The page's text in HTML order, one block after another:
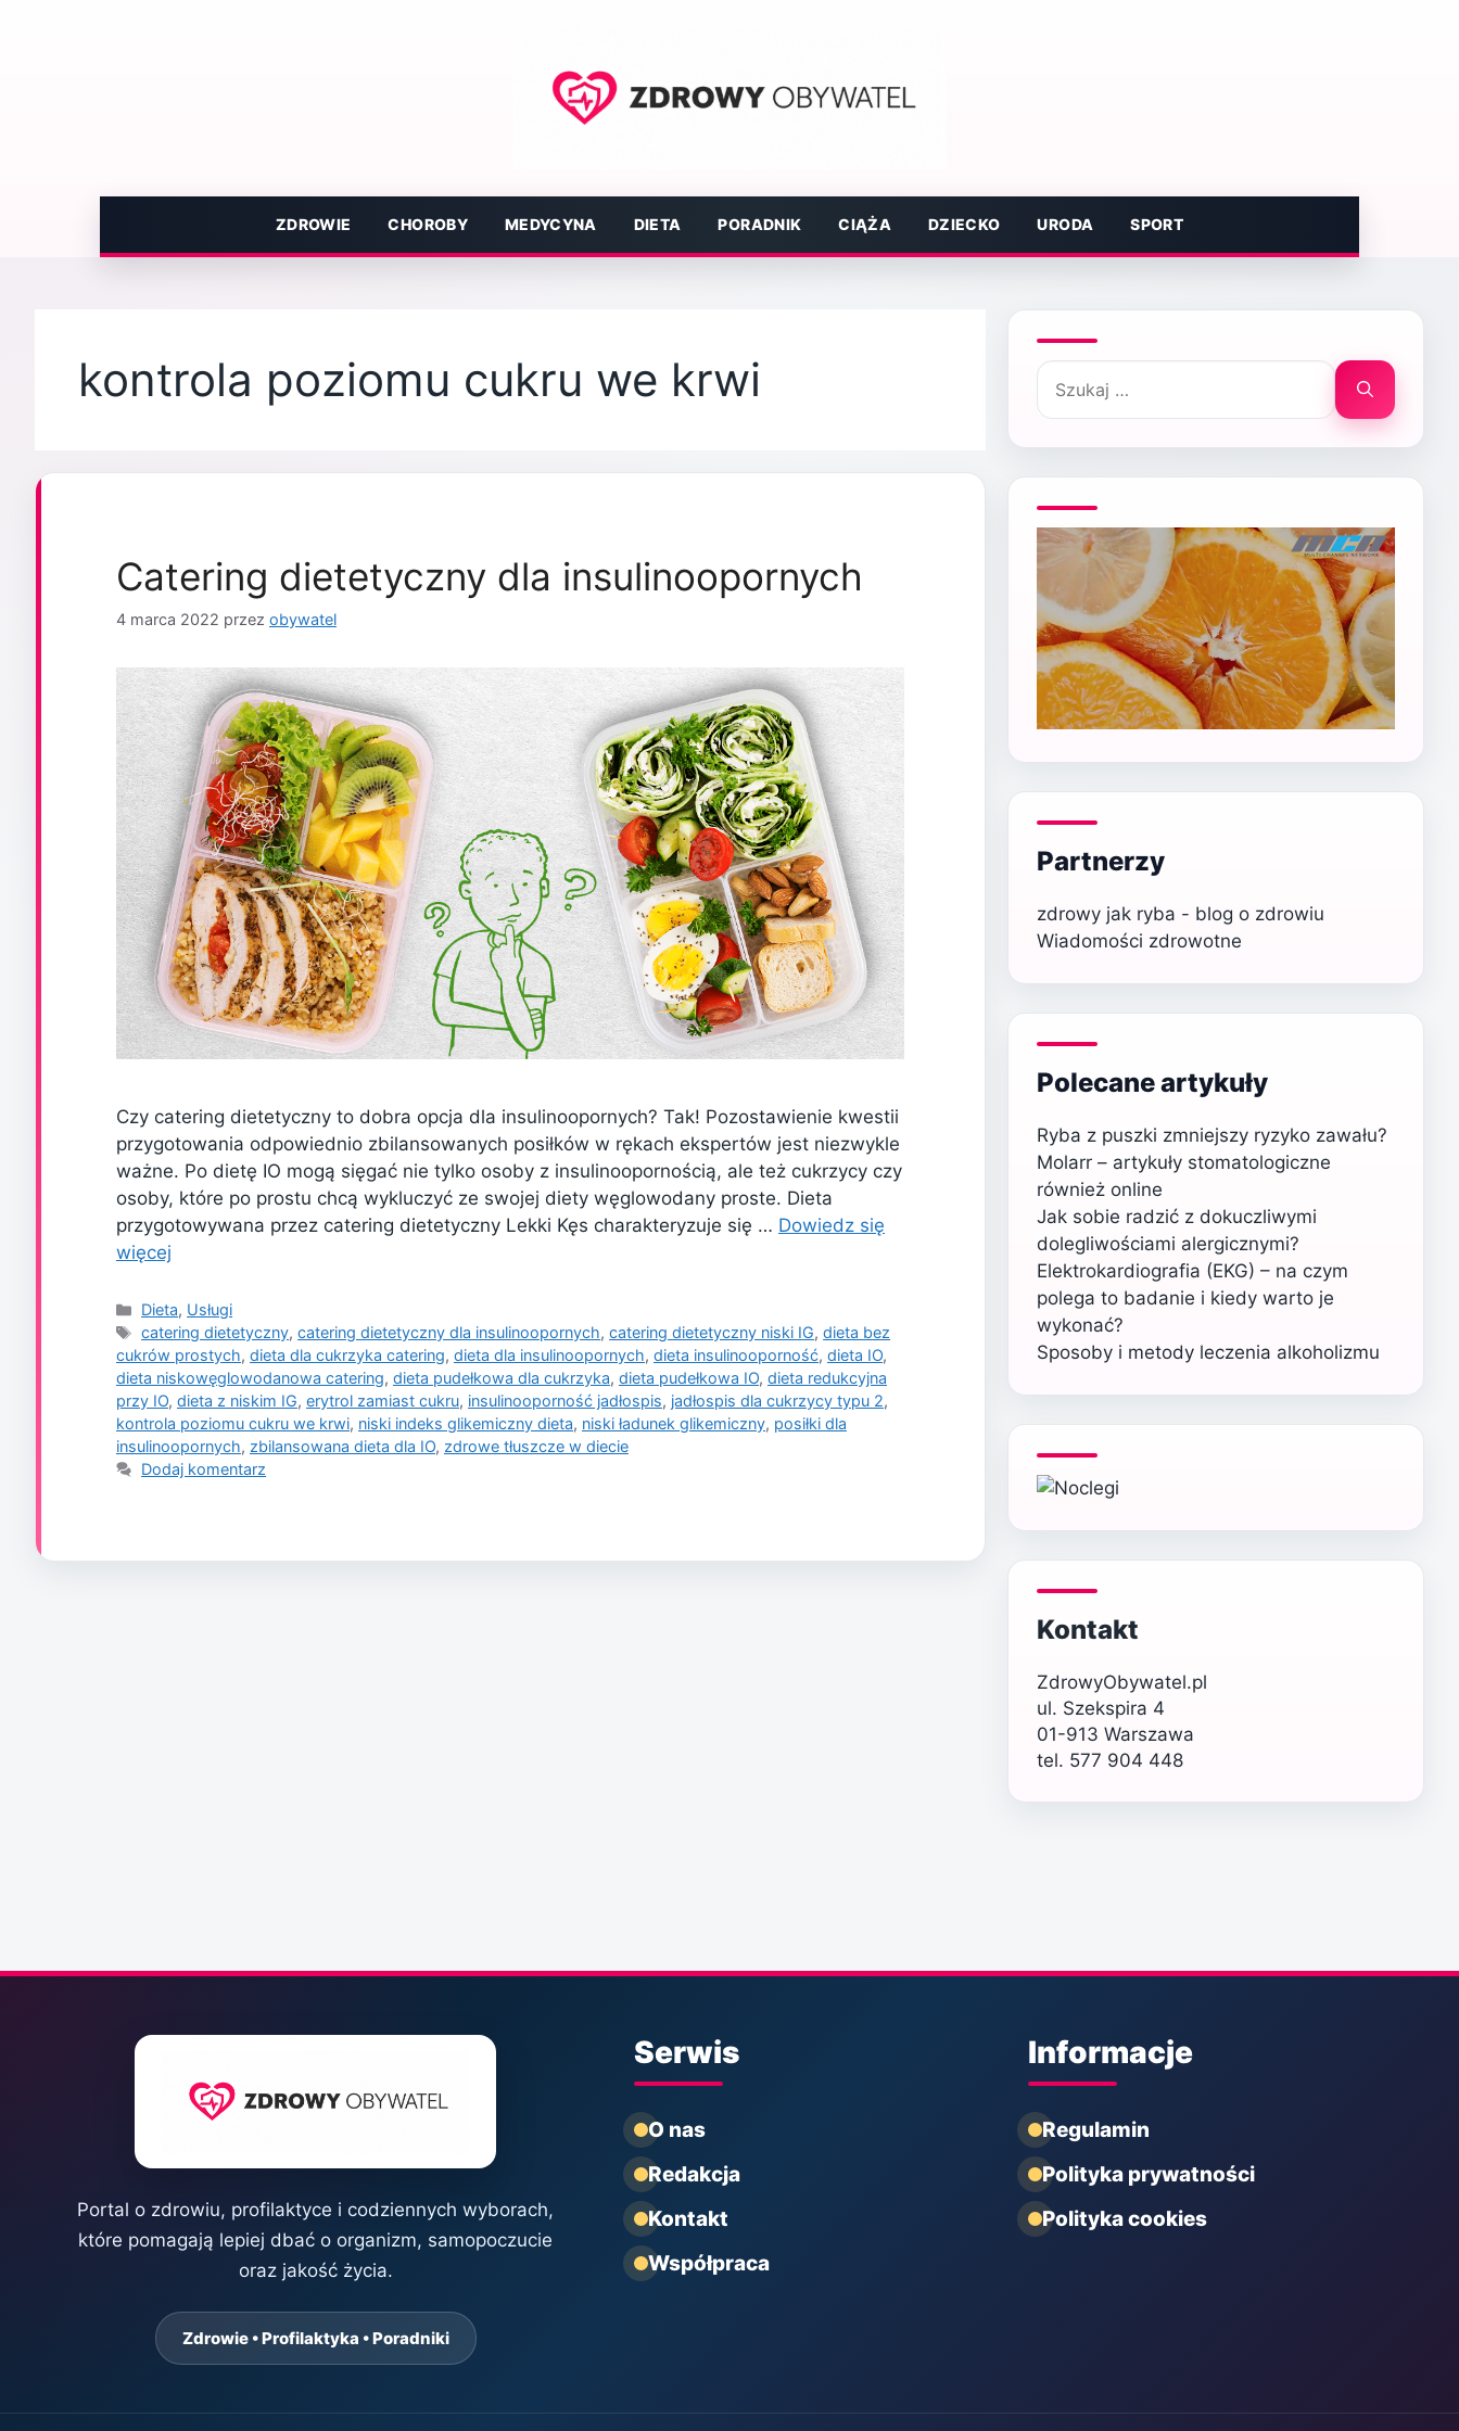
ZDROWIE CHOROBY MEDYCYNA DIETA PORADNIK CIĄŻA DZIECKO URODA SPORT
kontrola poziomu cukru we krwi
Catering dietetyczny dla insulinoopornych
4 marca 2022 przez obywatel
Czy catering dietetyczny to dobra opcja dla insulinoopornych? Tak! Pozostawienie kwestii
przygotowania odpowiednio zbilansowanych posiłków w rękach ekspertów jest niezwykle
ważne. Po dietę IO mogą sięgać nie tylko osoby z insulinoopornością, ale też cukrzycy czy
osoby, które po prostu chcą wykluczyć ze swojej diety węglowodany proste. Dieta
przygotowywana przez catering dietetyczny Lekki Kęs charakteryzuje się … Dowiedz się
więcej
Kategorie
Dieta, Usługi
Tagi
catering dietetyczny,catering dietetyczny dla insulinoopornych,catering dietetyczny niski IG,dieta bez
cukrów prostych, dieta dla cukrzyka catering, dieta dla insulinoopornych, dieta insulinooporność, dieta IO,
dieta niskowęglowodanowa catering, dieta pudełkowa dla cukrzyka, dieta pudełkowa IO, dieta redukcyjna
przy IO, dieta z niskim IG, erytrol zamiast cukru, insulinooporność jadłospis, jadłospis dla cukrzycy typu 2,
kontrola poziomu cukru we krwi, niski indeks glikemiczny dieta, niski ładunek glikemiczny, posiłki dla
insulinoopornych, zbilansowana dieta dla IO, zdrowe tłuszcze w diecie
Dodaj komentarz
Szukaj:
Partnerzy
zdrowy jak ryba - blog o zdrowiu
Wiadomości zdrowotne
Polecane artykuły
Ryba z puszki zmniejszy ryzyko zawału?
Molarr – artykuły stomatologiczne
również online
Jak sobie radzić z dokuczliwymi
dolegliwościami alergicznymi?
Elektrokardiografia (EKG) – na czym
polega to badanie i kiedy warto je
wykonać?
Sposoby i metody leczenia alkoholizmu
Kontakt
ZdrowyObywatel.pl
ul. Szekspira 4
01-913 Warszawa
tel. 577 904 448
Portal o zdrowiu, profilaktyce i codziennych wyborach,
które pomagają lepiej dbać o organizm, samopoczucie
oraz jakość życia.
Zdrowie • Profilaktyka • Poradniki
Serwis
O nas
Redakcja
Kontakt
Współpraca
Informacje
Regulamin
Polityka prywatności
Polityka cookies